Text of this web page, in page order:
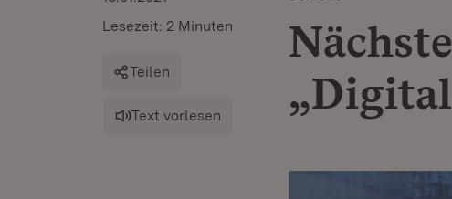
Lesezeit: 2 Minuten
Teilen
Text vorlesen